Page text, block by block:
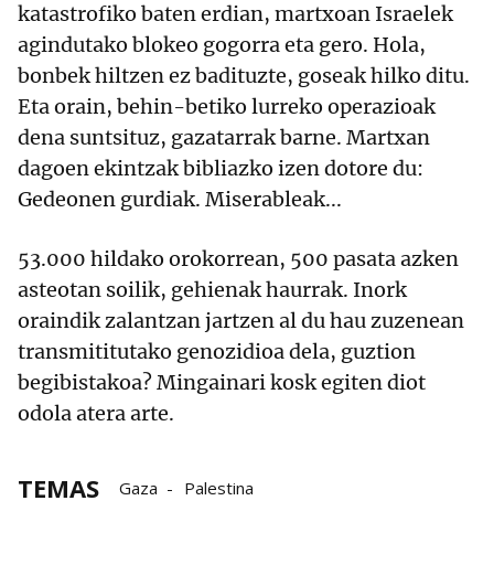
katastrofiko baten erdian, martxoan Israelek
agindutako blokeo gogorra eta gero. Hola,
bonbek hiltzen ez badituzte, goseak hilko ditu.
Eta orain, behin-betiko lurreko operazioak
dena suntsituz, gazatarrak barne. Martxan
dagoen ekintzak bibliazko izen dotore du:
Gedeonen gurdiak. Miserableak...
53.000 hildako orokorrean, 500 pasata azken
asteotan soilik, gehienak haurrak. Inork
oraindik zalantzan jartzen al du hau zuzenean
transmititutako genozidioa dela, guztion
begibistakoa? Mingainari kosk egiten diot
odola atera arte.
TEMAS Gaza Palestina